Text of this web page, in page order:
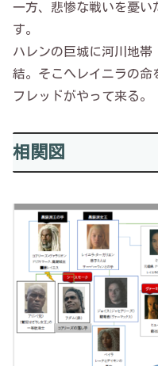
一方、悲惨な戦いを憂い
す。
ハレンの巨城に河川地帯
結。そこへレイニラの命
フレッドがやって来る。
相関図